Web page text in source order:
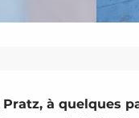
à quelques